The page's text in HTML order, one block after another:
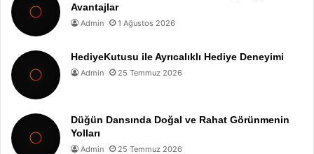
Avantajlar
Admin 1 Ağustos 2026
HediyeKutusu ile Ayrıcalıklı Hediye Deneyimi
Admin 25 Temmuz 2026
Düğün Dansında Doğal ve Rahat Görünmenin
Yolları
Admin 25 Temmuz 2026